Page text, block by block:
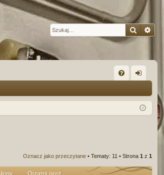
Szukaj
Q og
Oznacz jako przeczytane • Tematy: 11 • Strona 1 z 1